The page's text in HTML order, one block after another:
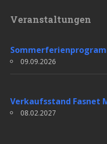
Veranstaltungen
09.09.2026
Verkaufsstand Fasnet
08.02.2027